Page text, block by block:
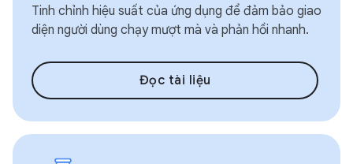
Tinh chỉnh hiệu suất của ứng dụng để đảm bảo giao
diện người dùng chạy mượt mà và phản hồi nhanh.
Đọc tài liệu